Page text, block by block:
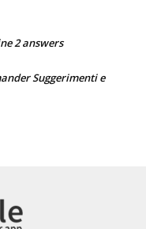
2 answers
Suggerimenti e